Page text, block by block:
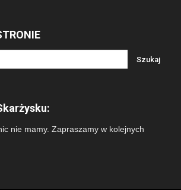
nie mamy. Zapraszamy w kolejnych